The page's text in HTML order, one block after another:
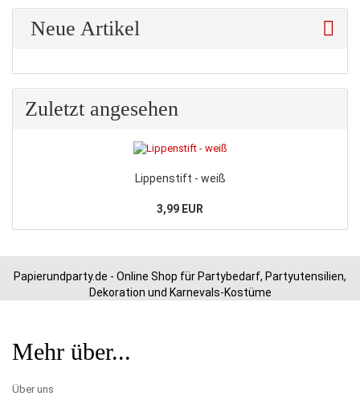
Neue Artikel
Zuletzt angesehen
Lippenstift - weiß
3,99 EUR
Papierundparty.de - Online Shop für Partybedarf, Partyutensilien,
Dekoration und Karnevals-Kostüme
Mehr über...
Über uns